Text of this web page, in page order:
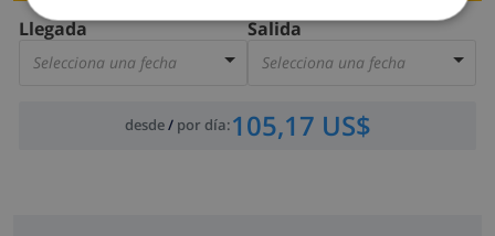
Llegada
Selecciona una fecha
Salida
Selecciona una fecha
desde/ por día:105,17 US$